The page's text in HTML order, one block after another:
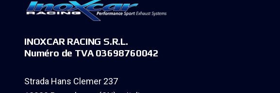
INOXCAR RACING S.R.L.
Numéro de TVA 03698760042
Strada Hans Clemer 237